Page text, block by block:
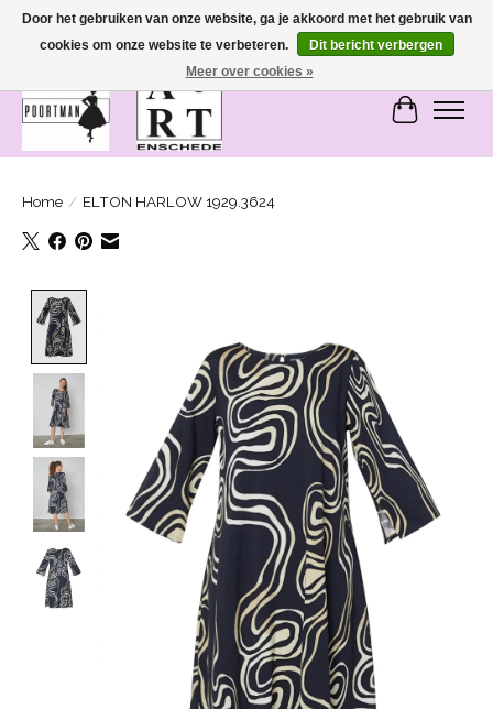
SASHIONABLE - damesmode in Bemmel en Enschede
Home / ELTON HARLOW 1929.3624
Door het gebruiken van onze website, ga je akkoord met het gebruik van
cookies om onze website te verbeteren.
Dit bericht verbergen
Meer over cookies »